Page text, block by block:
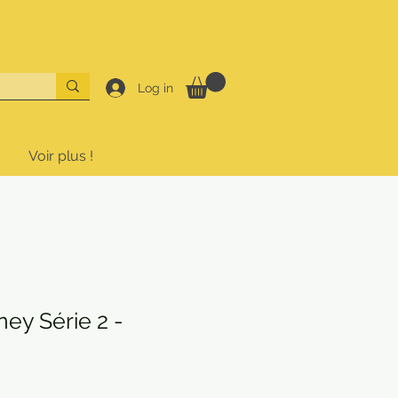
Log in
Voir plus !
Série 2 -